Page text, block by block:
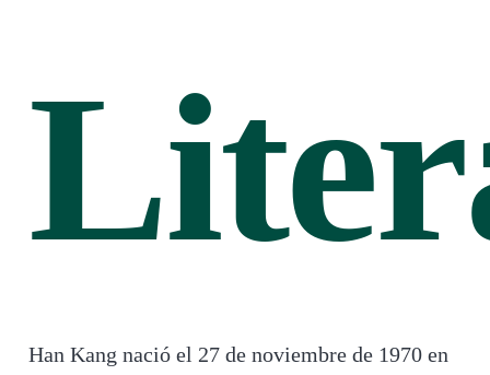
Han Kang nació el 27 de noviembre de 1970 en